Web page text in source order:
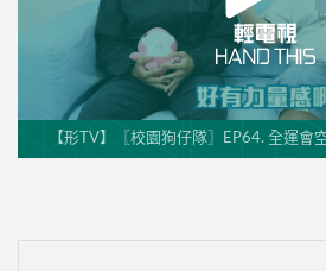
【形TV】〖校園狗仔隊〗EP64. 全運會